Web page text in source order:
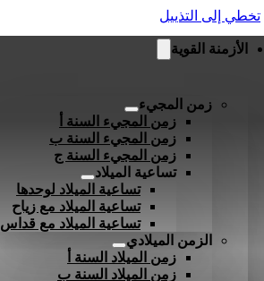
تخطي إلى التذييل
الأزمنة القوية
زمن المجيء
زمن المجيء السنة أ
زمن المجيء السنة ب
زمن المجيء السنة ج
تساعية الميلاد
تساعية الميلاد لوحدها
تساعية الميلاد مع زياح
تساعية الميلاد مع قداس
الزمن الميلادي
زمن الميلاد السنة أ
زمن الميلاد السنة ب